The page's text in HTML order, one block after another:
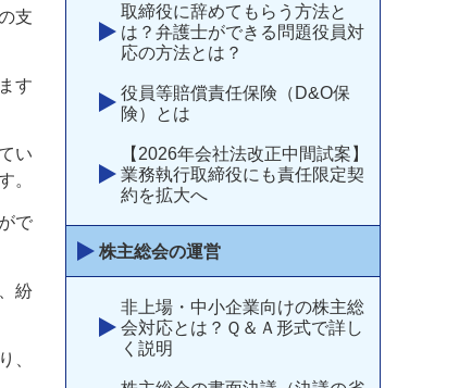
支
す
い
。
で
紛
、
取締役に辞めてもらう方法と
は？弁護士ができる問題役員対
応の方法とは？
役員等賠償責任保険（D&O保
険）とは
【2026年会社法改正中間試案】
業務執行取締役にも責任限定契
約を拡大へ
株主総会の運営
非上場・中小企業向けの株主総
会対応とは？Ｑ＆Ａ形式で詳し
く説明